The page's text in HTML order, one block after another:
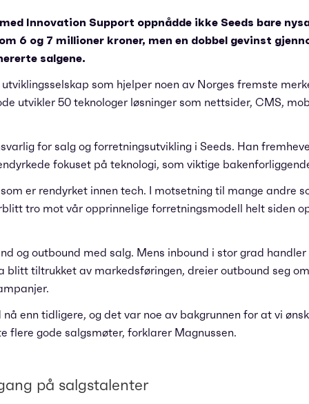
Innovation Support oppnådde ikke Seeds bare
6 og 7 millioner kroner, men en dobbel gevinst
salgene.
som hjelper noen av Norges fremste
utvikler 50 teknologer løsninger som nettsider, CMS,
for salg og forretningsutvikling i Seeds. Han
fokuset på teknologi, som viktige
er rendyrket innen tech. I motsetning til mange andre
tro mot vår opprinnelige forretningsmodell helt siden
og outbound med salg. Mens inbound i stor grad
blitt tiltrukket av markedsføringen, dreier outbound seg
enn tidligere, og det var noe av bakgrunnen for at vi
flere gode salgsmøter, forklarer Magnussen.
på salgstalenter